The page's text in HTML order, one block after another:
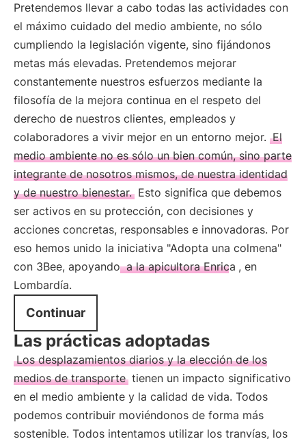
Pretendemos llevar a cabo todas las actividades con
el máximo cuidado del medio ambiente, no sólo
cumpliendo la legislación vigente, sino fijándonos
metas más elevadas. Pretendemos mejorar
constantemente nuestros esfuerzos mediante la
filosofía de la mejora continua en el respeto del
derecho de nuestros clientes, empleados y
colaboradores a vivir mejor en un entorno mejor. El
medio ambiente no es sólo un bien común, sino parte
integrante de nosotros mismos, de nuestra identidad
y de nuestro bienestar. Esto significa que debemos
ser activos en su protección, con decisiones y
acciones concretas, responsables e innovadoras. Por
eso hemos unido la iniciativa "Adopta una colmena"
con 3Bee, apoyando a la apicultora Enrica , en
Lombardía.
Continuar
Las prácticas adoptadas
Los desplazamientos diarios y la elección de los
medios de transporte tienen un impacto significativo
en el medio ambiente y la calidad de vida. Todos
podemos contribuir moviéndonos de forma más
sostenible. Todos intentamos utilizar los tranvías, los